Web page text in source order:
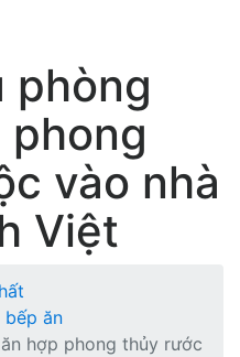
phòng
phong
vào nhà
Việt
ăn
hợp phong thủy rước